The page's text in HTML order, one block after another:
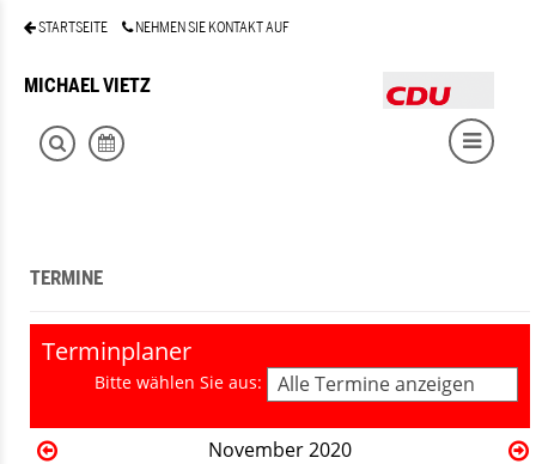
STARTSEITE NEHMEN SIE KONTAKT AUF
MICHAEL VIETZ
TERMINE
Terminplaner
Bitte wählen Sie aus: Alle Termine anzeigen
November 2020